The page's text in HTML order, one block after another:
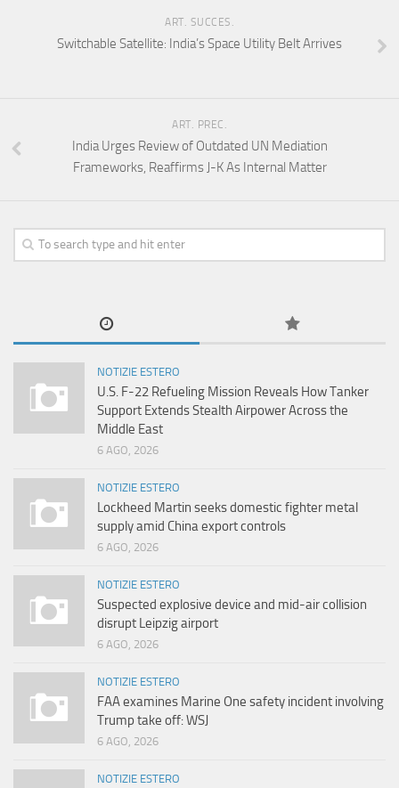
ART. SUCCES.
Switchable Satellite: India’s Space Utility Belt Arrives
ART. PREC.
India Urges Review of Outdated UN Mediation
Frameworks, Reaffirms J-K As Internal Matter
NOTIZIE ESTERO
U.S. F-22 Refueling Mission Reveals How Tanker
Support Extends Stealth Airpower Across the
Middle East
6 AGO, 2026
NOTIZIE ESTERO
Lockheed Martin seeks domestic fighter metal
supply amid China export controls
6 AGO, 2026
NOTIZIE ESTERO
Suspected explosive device and mid-air collision
disrupt Leipzig airport
6 AGO, 2026
NOTIZIE ESTERO
FAA examines Marine One safety incident involving
Trump take off: WSJ
6 AGO, 2026
NOTIZIE ESTERO